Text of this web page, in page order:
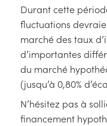
Durant cette
fluctuations
marché des taux
d’importantes
du marché
(jusqu’à 0,80%
N’hésitez pas à
financement